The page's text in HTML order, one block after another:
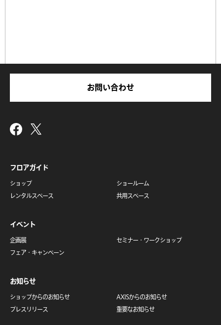
お問い合わせ
フロアガイド
ショップ ショールーム
レンタルスペース 共用スペース
イベント
企画展 セミナー・ ワークショップ
フェア・キャンペーン
お知らせ
ショップからのお知らせ AXISからのお知らせ
プレスリリース 重要なお知らせ